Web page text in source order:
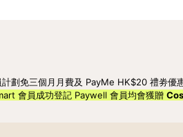
劃免三個月月費及 PayMe HK$20 禮劵優惠
會員成功登記 Paywell 會員均會獲贈